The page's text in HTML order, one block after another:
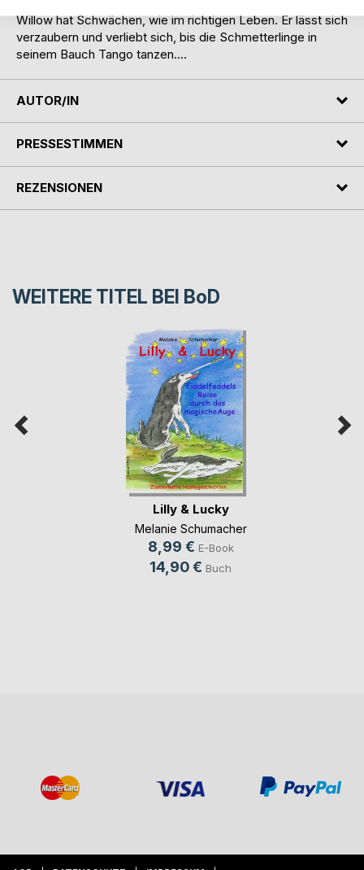
Willow hat Schwächen, wie im richtigen Leben. Er lässt sich
verzaubern und verliebt sich, bis die Schmetterlinge in
seinem Bauch Tango tanzen....
AUTOR/IN
PRESSESTIMMEN
REZENSIONEN
WEITERE TITEL BEI BoD
Lilly & Lucky
Melanie Schumacher
8,99 € E-Book
14,90 € Buch